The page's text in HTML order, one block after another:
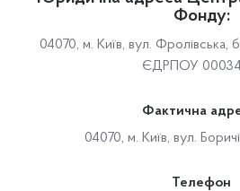
Фонду:
04070, м. Київ, вул. Фролівська,
ЄДРПОУ
Фактична
04070, м. Київ, вул.
Телефон